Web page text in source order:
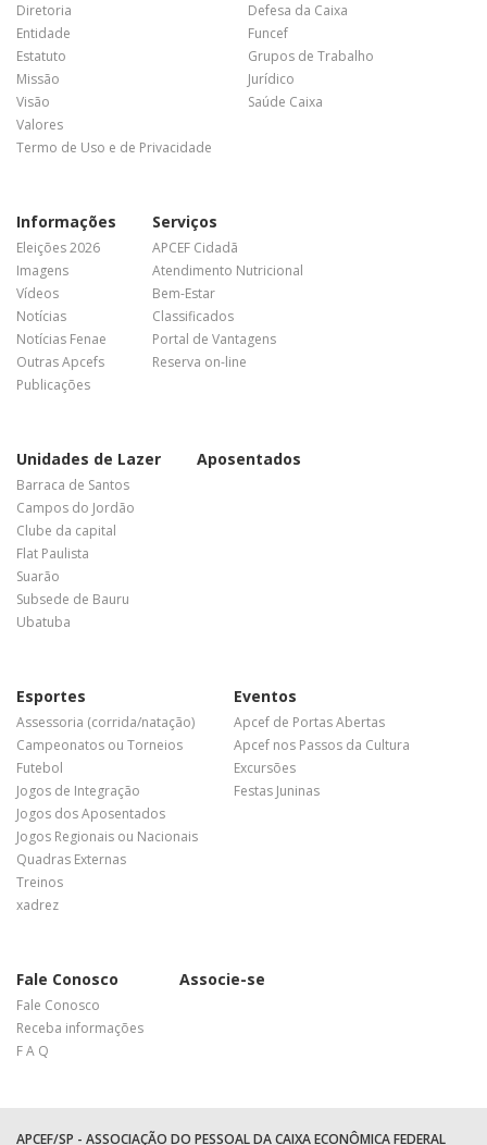
Diretoria
Entidade
Estatuto
Missão
Visão
Valores
Termo de Uso e de Privacidade
Defesa da Caixa
Funcef
Grupos de Trabalho
Jurídico
Saúde Caixa
Informações
Eleições 2026
Imagens
Vídeos
Notícias
Notícias Fenae
Outras Apcefs
Publicações
Serviços
APCEF Cidadã
Atendimento Nutricional
Bem-Estar
Classificados
Portal de Vantagens
Reserva on-line
Unidades de Lazer
Barraca de Santos
Campos do Jordão
Clube da capital
Flat Paulista
Suarão
Subsede de Bauru
Ubatuba
Aposentados
Esportes
Assessoria (corrida/natação)
Campeonatos ou Torneios
Futebol
Jogos de Integração
Jogos dos Aposentados
Jogos Regionais ou Nacionais
Quadras Externas
Treinos
xadrez
Eventos
Apcef de Portas Abertas
Apcef nos Passos da Cultura
Excursões
Festas Juninas
Fale Conosco
Fale Conosco
Receba informações
F A Q
Associe-se
APCEF/SP - ASSOCIAÇÃO DO PESSOAL DA CAIXA ECONÔMICA FEDERAL